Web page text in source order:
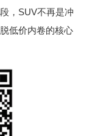
，SUV不再是冲
低价内卷的核心